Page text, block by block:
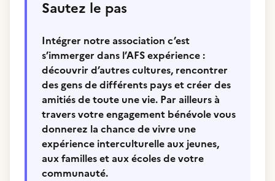
Sautez le pas
Intégrer notre association c’est
s’immerger dans l’AFS expérience :
découvrir d’autres cultures, rencontrer
des gens de différents pays et créer des
amitiés de toute une vie. Par ailleurs à
travers votre engagement bénévole vous
donnerez la chance de vivre une
expérience interculturelle aux jeunes,
aux familles et aux écoles de votre
communauté.